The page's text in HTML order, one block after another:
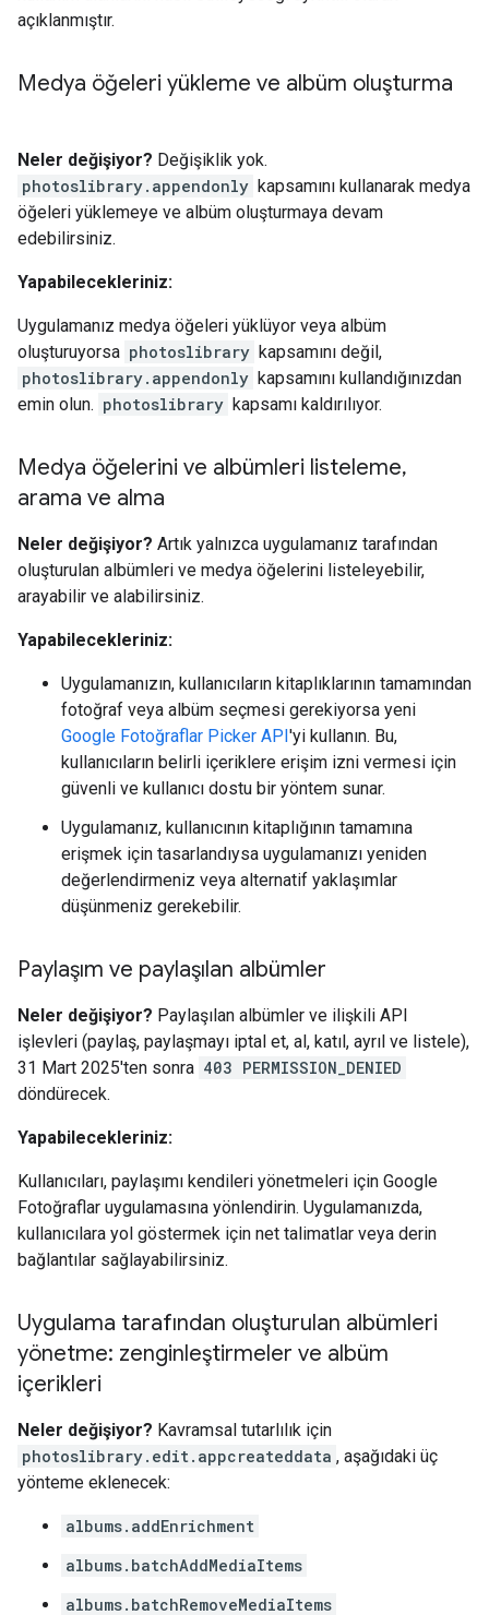
açıklanmıştır.
Medya öğeleri yükleme ve albüm oluşturma
Neler değişiyor? Değişiklik yok.
photoslibrary.appendonly kapsamını kullanarak medya
öğeleri yüklemeye ve albüm oluşturmaya devam
edebilirsiniz.
Yapabilecekleriniz:
Uygulamanız medya öğeleri yüklüyor veya albüm
oluşturuyorsa photoslibrary kapsamını değil,
photoslibrary.appendonly kapsamını kullandığınızdan
emin olun. photoslibrary kapsamı kaldırılıyor.
Medya öğelerini ve albümleri listeleme,
arama ve alma
Neler değişiyor? Artık yalnızca uygulamanız tarafından
oluşturulan albümleri ve medya öğelerini listeleyebilir,
arayabilir ve alabilirsiniz.
Yapabilecekleriniz:
Uygulamanızın, kullanıcıların kitaplıklarının tamamından
fotoğraf veya albüm seçmesi gerekiyorsa yeni
Google Fotoğraflar Picker API'yi kullanın. Bu,
kullanıcıların belirli içeriklere erişim izni vermesi için
güvenli ve kullanıcı dostu bir yöntem sunar.
Uygulamanız, kullanıcının kitaplığının tamamına
erişmek için tasarlandıysa uygulamanızı yeniden
değerlendirmeniz veya alternatif yaklaşımlar
düşünmeniz gerekebilir.
Paylaşım ve paylaşılan albümler
Neler değişiyor? Paylaşılan albümler ve ilişkili API
işlevleri (paylaş, paylaşmayı iptal et, al, katıl, ayrıl ve listele),
31 Mart 2025'ten sonra 403 PERMISSION_DENIED
döndürecek.
Yapabilecekleriniz:
Kullanıcıları, paylaşımı kendileri yönetmeleri için Google
Fotoğraflar uygulamasına yönlendirin. Uygulamanızda,
kullanıcılara yol göstermek için net talimatlar veya derin
bağlantılar sağlayabilirsiniz.
Uygulama tarafından oluşturulan albümleri
yönetme: zenginleştirmeler ve albüm
içerikleri
Neler değişiyor? Kavramsal tutarlılık için
photoslibrary.edit.appcreateddata , aşağıdaki üç
yönteme eklenecek:
albums.addEnrichment
albums.batchAddMediaItems
albums.batchRemoveMediaItems